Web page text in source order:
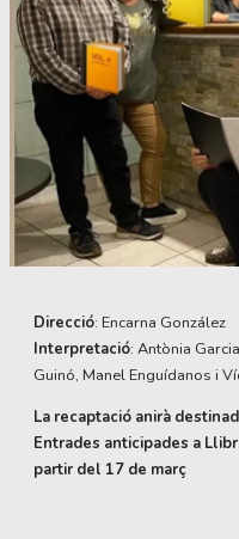
Direcció: Encarna González
Interpretació: Antònia
Guinó, Manel Enguídanos i
La recaptació anirà
Entrades anticipades a
partir del 17 de març